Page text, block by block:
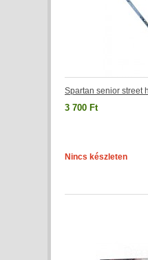
Spartan senior street
3 700 Ft
Nincs készleten